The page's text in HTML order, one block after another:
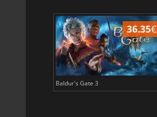
36.35€
Baldur's Gate 3